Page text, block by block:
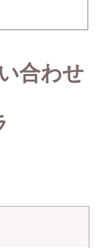
合わせ